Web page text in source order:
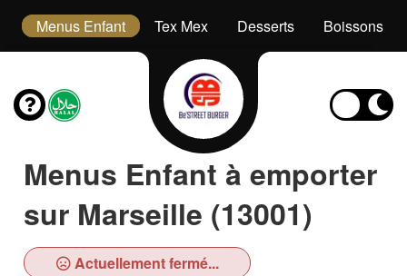
Menus Enfant Tex Mex Desserts Boissons
Menus Enfant à emporter
sur Marseille (13001)
Actuellement fermé...